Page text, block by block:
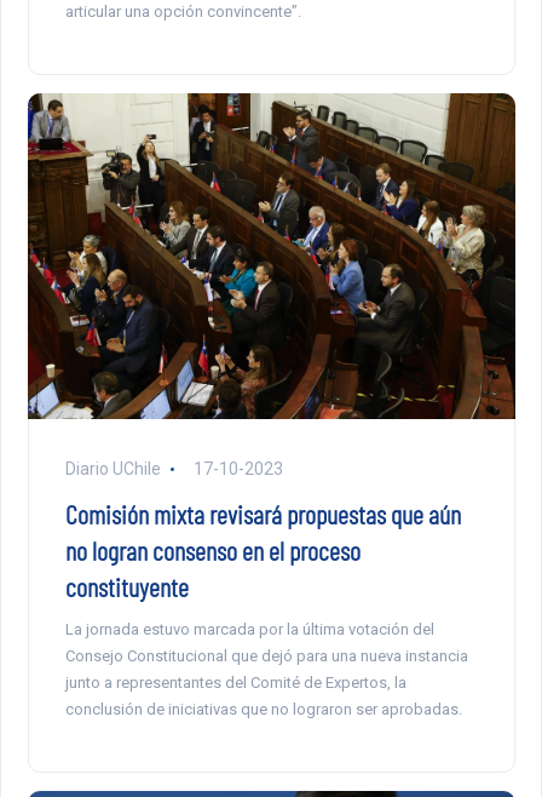
articular una opción convincente”.
Diario UChile 17-10-2023
Comisión mixta revisará propuestas que aún
no logran consenso en el proceso
constituyente
La jornada estuvo marcada por la última votación del
Consejo Constitucional que dejó para una nueva instancia
junto a representantes del Comité de Expertos, la
conclusión de iniciativas que no lograron ser aprobadas.